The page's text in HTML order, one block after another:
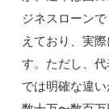
ジネスローン
えており、実
す。ただし、
では明確な違